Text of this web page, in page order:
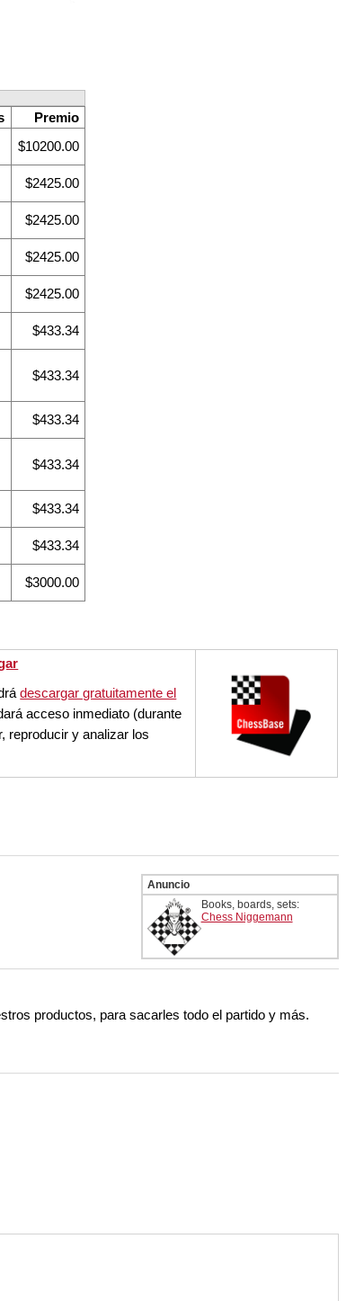
Premio
$10200.00
$2425.00
$2425.00
$2425.00
$2425.00
$433.34
$433.34
$433.34
$433.34
$433.34
$433.34
$3000.00
descargar gratuitamente el
acceso inmediato (durante
reproducir y analizar los
Anuncio
Books, boards, sets:
Chess Niggemann
productos, para sacarles todo el partido y más.